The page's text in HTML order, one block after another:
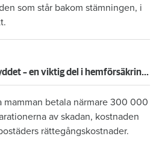
som står bakom stämningen, i
Ansvarsskyddet – en viktig del i hemförsäkringen
mamman betala närmare 300 000
av skadan, kostnaden
rättegångskostnader.